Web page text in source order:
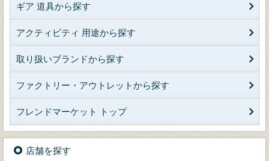
ギア 道具から探す
アクティビティ 用途から探す
取り扱いブランドから探す
ファクトリー・アウトレットから探す
フレンドマーケット トップ
店舗を探す